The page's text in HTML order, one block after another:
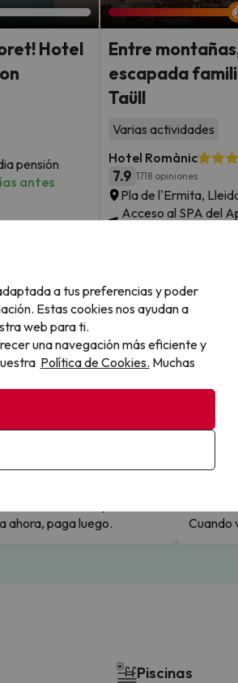
Hotel
pensión
antes
4 noches desde
216€/pers.
Entre
escapada
Taüll
Varias actividades
Hotel Romànic
7.9 1718 opiniones
Pla de l'Ermita,
Acceso al SPA del
Cancelación
Fechas para viajar:
septiembre de 2026.
ahora, paga luego.
Cuando
Piscinas
a tus preferencias y poder
Estas cookies nos ayudan a
web para ti.
una navegación más eficiente y
Política de Cookies. Muchas